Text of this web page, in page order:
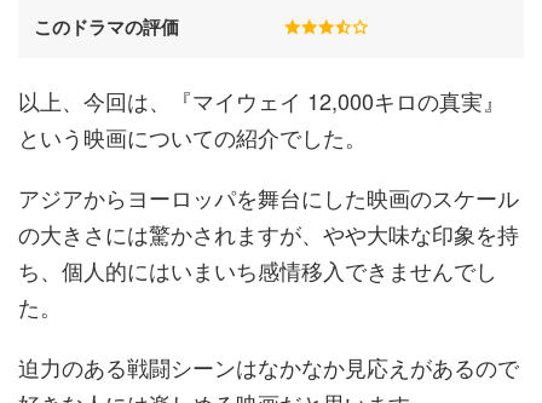
このドラマの評価
以上、今回は、『マイウェイ 12,000キロの真実』
という映画についての紹介でした。
アジアからヨーロッパを舞台にした映画のスケール
の大きさには驚かされますが、やや大味な印象を持
ち、個人的にはいまいち感情移入できませんでし
た。
迫力のある戦闘シーンはなかなか見応えがあるので